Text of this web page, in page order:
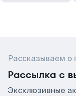
Рассказываем о
Рассылка с
Эксклюзивные